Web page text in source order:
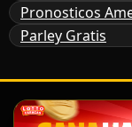
Pronosticos
Parley Gratis